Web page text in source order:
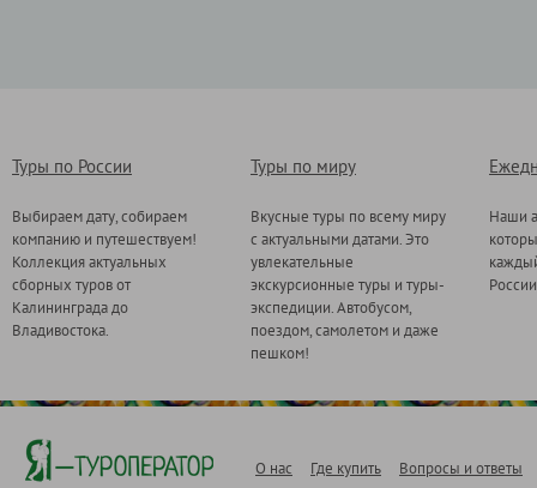
Туры по России
Выбираем дату, собираем
компанию и путешествуем!
Коллекция актуальных
сборных туров от
Калининграда до
Владивостока.
Туры по миру
Вкусные туры по всему миру
с актуальными датами. Это
увлекательные
экскурсионные туры и туры-
экспедиции. Автобусом,
поездом, самолетом и даже
пешком!
Наши
О нас Где купить Вопросы и ответы